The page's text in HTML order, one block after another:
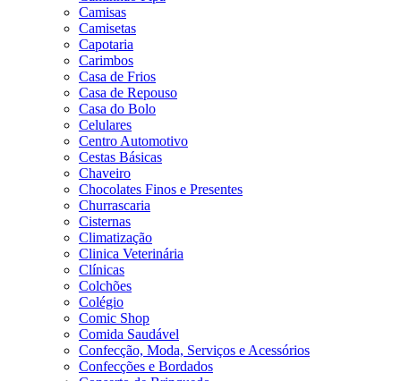
Camisas
Camisetas
Capotaria
Carimbos
Casa de Frios
Casa de Repouso
Casa do Bolo
Celulares
Centro Automotivo
Cestas Básicas
Chaveiro
Chocolates Finos e Presentes
Churrascaria
Cisternas
Climatização
Clinica Veterinária
Clínicas
Colchões
Colégio
Comic Shop
Comida Saudável
Confecção, Moda, Serviços e Acessórios
Confecções e Bordados